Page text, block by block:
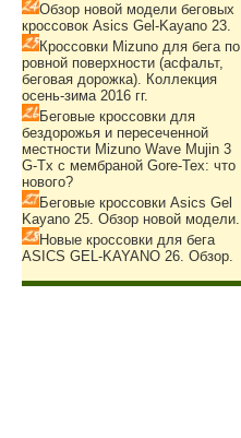
Обзор новой модели беговых
кроссовок Asics Gel-Kayano 23.
Кроссовки Mizuno для бега по
ровной поверхности (асфальт,
беговая дорожка). Коллекция
осень-зима 2016 гг.
Беговые кроссовки для
бездорожья и пересеченной
местности Mizuno Wave Mujin 3
G-Tx с мембраной Gore-Tex: что
нового?
Беговые кроссовки Asics Gel
Kayano 25. Обзор новой модели.
Новые кроссовки для бега
ASICS GEL-KAYANO 26. Обзор.